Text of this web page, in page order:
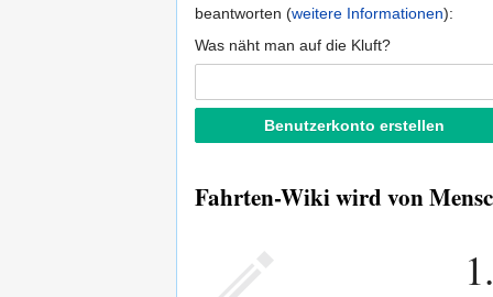
beantworten (weitere Informationen):
Was näht man auf die Kluft?
Fahrten-Wiki wird von